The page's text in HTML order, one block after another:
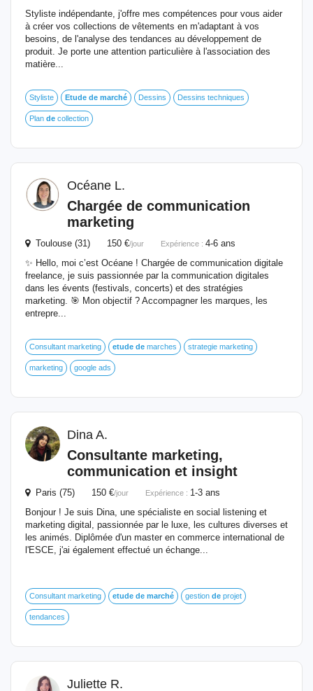
Styliste indépendante, j'offre mes compétences pour vous aider
à créer vos collections de vêtements en m'adaptant à vos
besoins, de l'analyse des tendances au développement de
produit. Je porte une attention particulière à l'association des
matière...
Styliste Etude de marché Dessins Dessins techniques
Plan de collection
Océane L.
Chargée de communication
marketing
Toulouse (31) 150 €/jour Expérience : 4-6 ans
✨ Hello, moi c’est Océane ! Chargée de communication digitale
freelance, je suis passionnée par la communication digitales
dans les évents (festivals, concerts) et des stratégies
marketing. 🎯 Mon objectif ? Accompagner les marques, les
entrepre...
Consultant marketing etude de marches strategie marketing
marketing google ads
Dina A.
Consultante marketing,
communication et insight
Paris (75) 150 €/jour Expérience : 1-3 ans
Bonjour ! Je suis Dina, une spécialiste en social listening et
marketing digital, passionnée par le luxe, les cultures diverses et
les animés. Diplômée d'un master en commerce international de
l'ESCE, j'ai également effectué un échange...
Consultant marketing etude de marché gestion de projet
tendances
Juliette R.